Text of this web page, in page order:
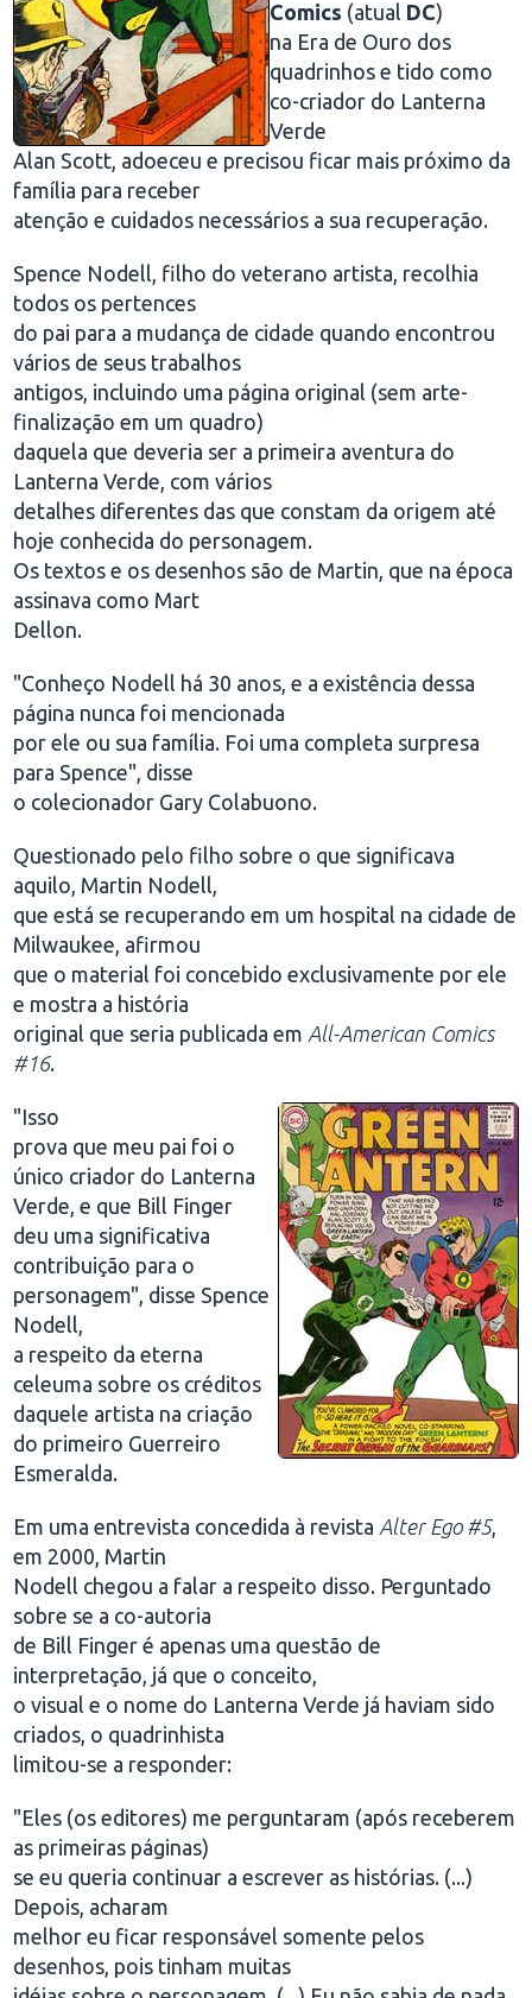
Comics (atual DC)
na Era de Ouro dos
quadrinhos e tido como
co-criador do Lanterna
Verde
Alan Scott, adoeceu e precisou ficar mais próximo da
família para receber
atenção e cuidados necessários a sua recuperação.
Spence Nodell, filho do veterano artista, recolhia
todos os pertences
do pai para a mudança de cidade quando encontrou
vários de seus trabalhos
antigos, incluindo uma página original (sem arte-
finalização em um quadro)
daquela que deveria ser a primeira aventura do
Lanterna Verde, com vários
detalhes diferentes das que constam da origem até
hoje conhecida do personagem.
Os textos e os desenhos são de Martin, que na época
assinava como Mart
Dellon.
"Conheço Nodell há 30 anos, e a existência dessa
página nunca foi mencionada
por ele ou sua família. Foi uma completa surpresa
para Spence", disse
o colecionador Gary Colabuono.
Questionado pelo filho sobre o que significava
aquilo, Martin Nodell,
que está se recuperando em um hospital na cidade de
Milwaukee, afirmou
que o material foi concebido exclusivamente por ele
e mostra a história
original que seria publicada em All-American Comics
#16.
"Isso
prova que meu pai foi o
único criador do Lanterna
Verde, e que Bill Finger
deu uma significativa
contribuição para o
personagem", disse Spence
Nodell,
a respeito da eterna
celeuma sobre os créditos
daquele artista na criação
do primeiro Guerreiro
Esmeralda.
Em uma entrevista concedida à revista Alter Ego #5,
em 2000, Martin
Nodell chegou a falar a respeito disso. Perguntado
sobre se a co-autoria
de Bill Finger é apenas uma questão de
interpretação, já que o conceito,
o visual e o nome do Lanterna Verde já haviam sido
criados, o quadrinhista
limitou-se a responder:
"Eles (os editores) me perguntaram (após receberem
as primeiras páginas)
se eu queria continuar a escrever as histórias. (...)
Depois, acharam
melhor eu ficar responsável somente pelos
desenhos, pois tinham muitas